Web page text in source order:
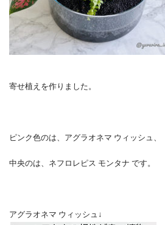
寄せ植えを作りました。
ピンク色のは、アグラオネマ ウィッシュ、
中央のは、ネフロレピス モンタナ です。
アグラオネマ ウィッシュ↓